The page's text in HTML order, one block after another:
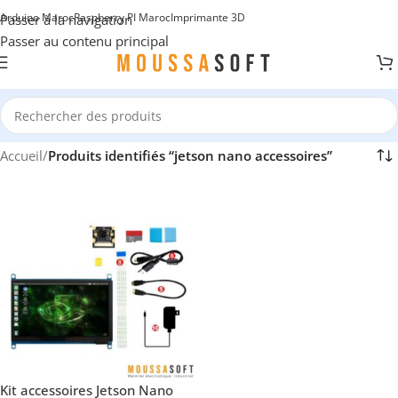
Passer à la navigation
Passer au contenu principal
Arduino MarocRaspberry PI MarocImprimante 3D
Accueil/Produits identifiés “jetson nano accessoires”
Kit accessoires Jetson Nano